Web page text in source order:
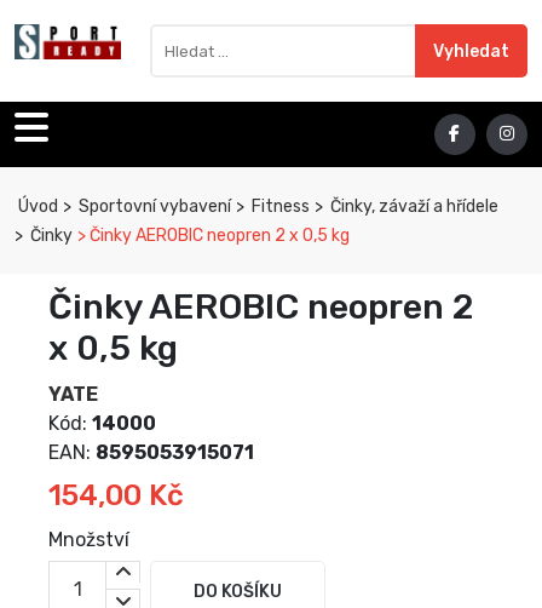
Sport Ready
Vyhledat
Úvod Sportovní vybavení Fitness
Činky, závaží a hřídele
Činky
Činky AEROBIC neopren 2 x 0,5 kg
Činky AEROBIC neopren 2
x 0,5 kg
YATE
Kód: 14000
EAN: 8595053915071
154,00 Kč
Množství
DO KOŠÍKU